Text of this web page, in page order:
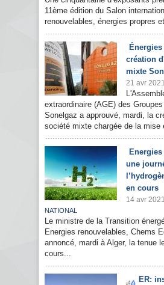
11ème édition du Salon
renouvelables, énergies propres
création
mixte
21 avr 2021
extraordinaire (AGE) des
Sonelgaz a approuvé, mardi, la
société mixte chargée de la mise
une
en cours
14 avr 2021
NATIONAL
Le ministre de la Transition
Energies renouvelables, Chems
annoncé, mardi à Alger, la tenue
cours...
ER: